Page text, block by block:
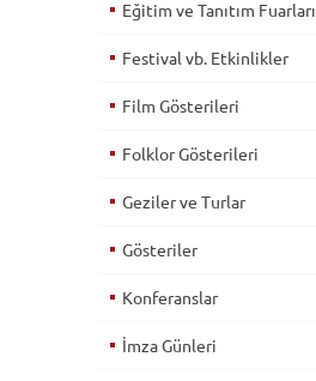
Eğitim ve Tanıtım Fuarları
Festival vb. Etkinlikler
Film Gösterileri
Folklor Gösterileri
Geziler ve Turlar
Gösteriler
Konferanslar
İmza Günleri